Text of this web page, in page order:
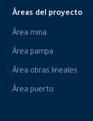
Áreas del proyecto
Área mina
Área pampa
Área obras lineales
Área puerto